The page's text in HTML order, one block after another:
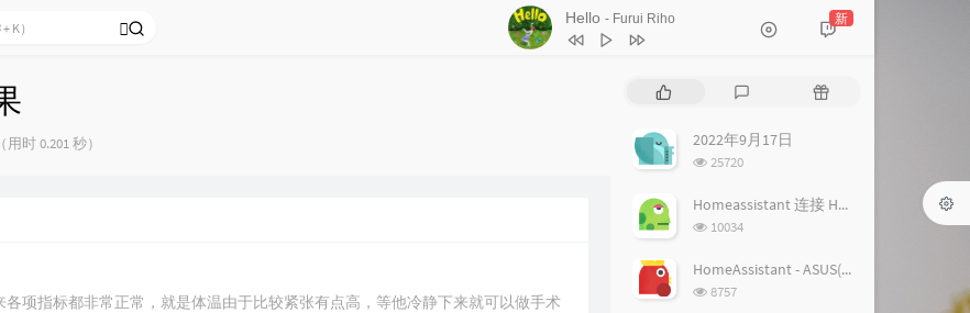
Hello - Furui Riho 新
时 0.201 秒）
各项指标都非常正常，就是体温由于比较紧张有点高，等他冷静下来就可以做手术
章
评
随
2022年9月17日
浏
次
25720
Homeassistant 连接 Homekit 方法
浏
次
10034
HomeAssistant - ASUS(梅林) 路由追踪设置
浏
8757